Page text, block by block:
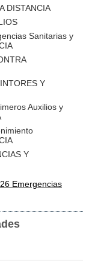
DISTANCIA
Sanitarias y
Y
Auxilios y
Y
Emergencias